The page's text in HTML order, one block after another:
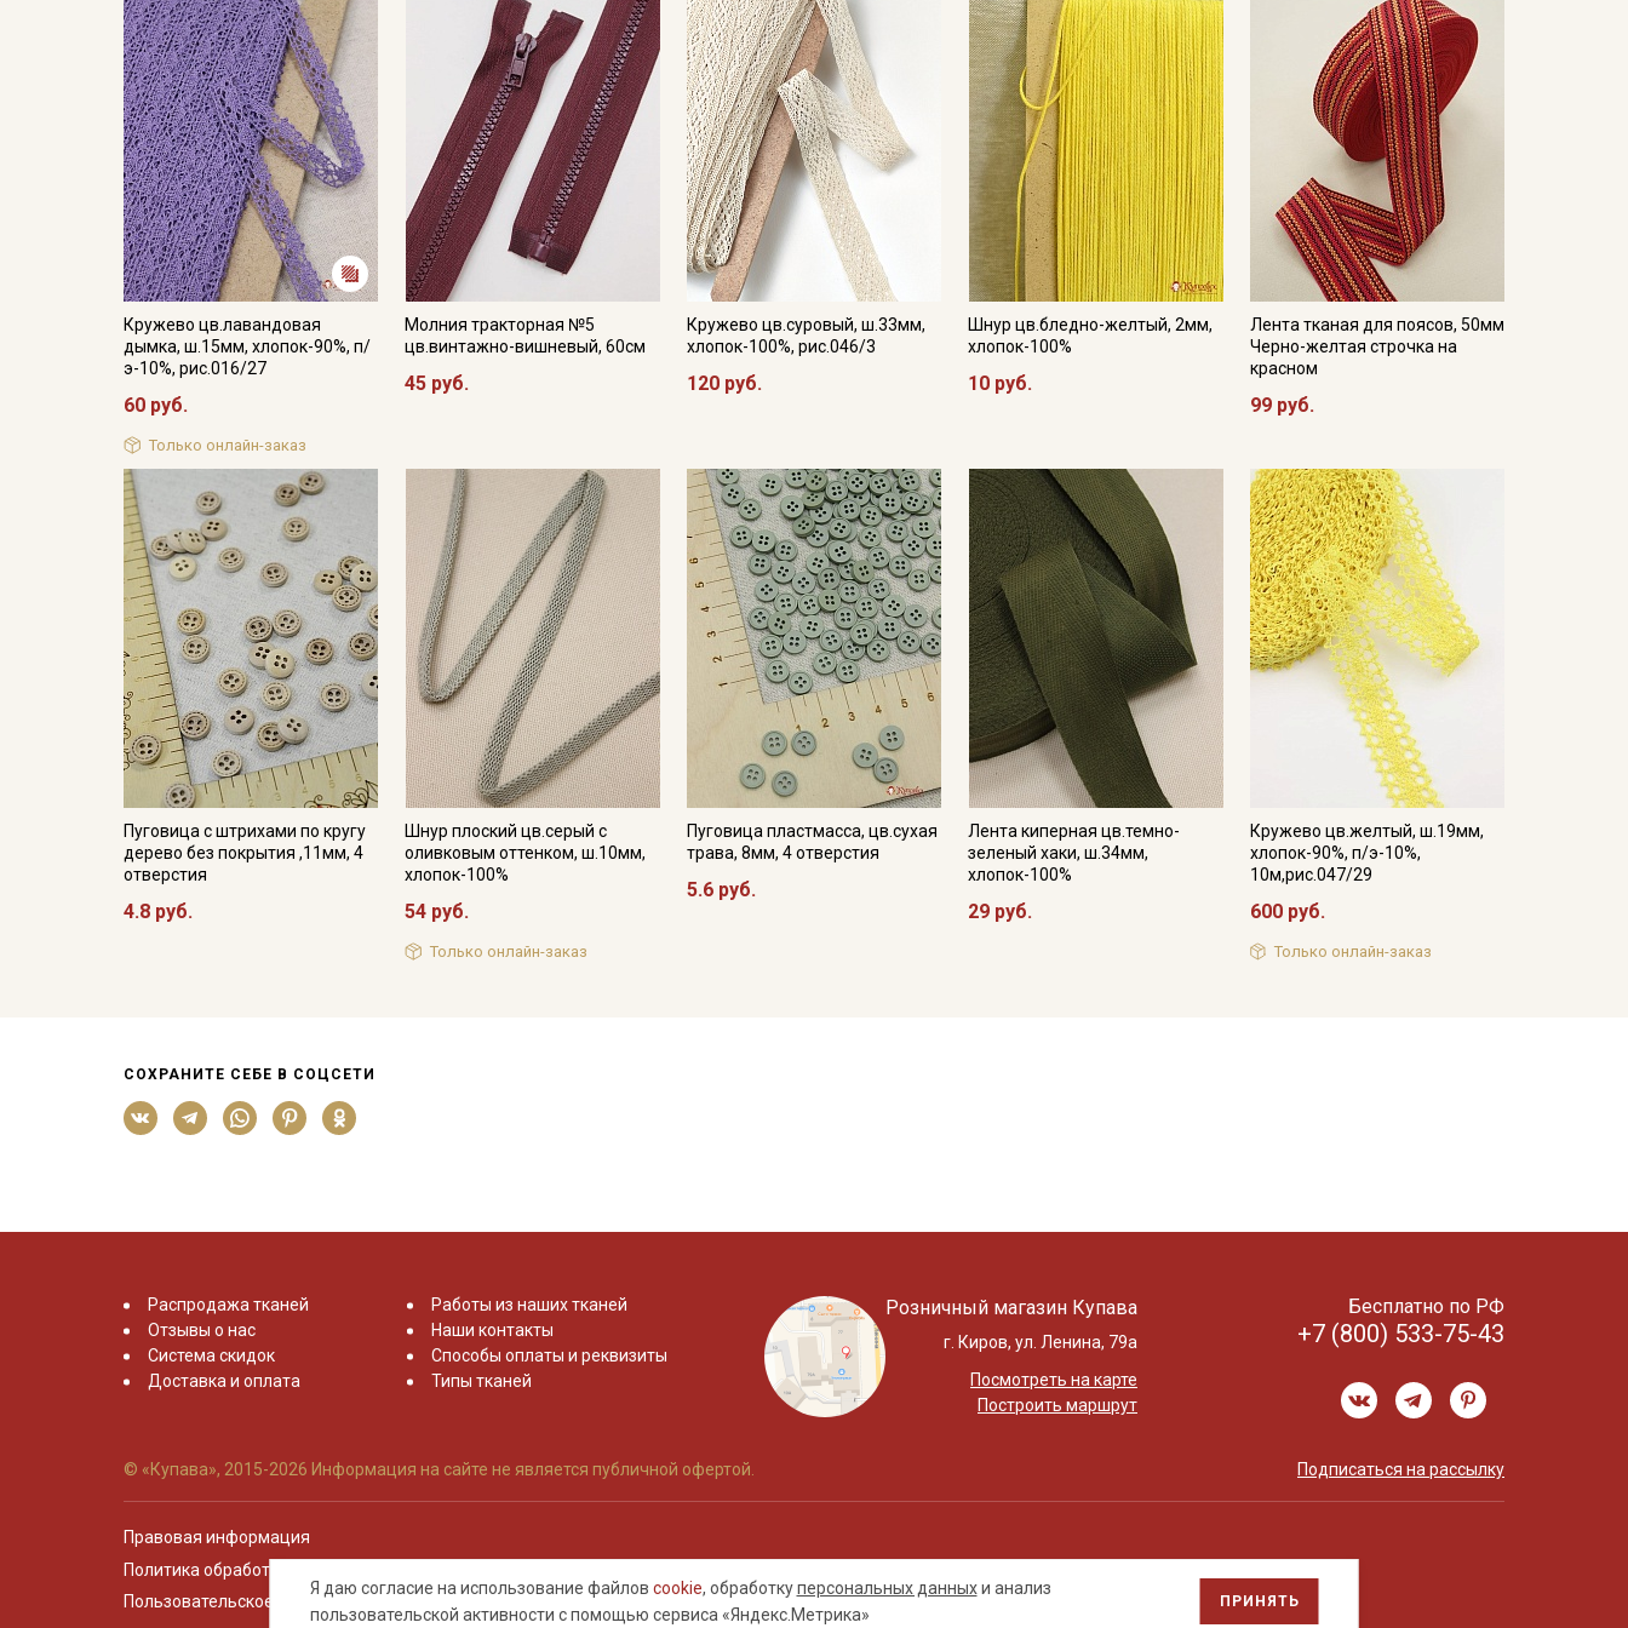
Кружево цв.лавандовая
дымка, ш.15мм, хлопок-90%, п/
э-10%, рис.016/27
60 руб.
Только онлайн-заказ
Молния тракторная №5
цв.винтажно-вишневый, 60см
45 руб.
Кружево цв.суровый, ш.33мм,
хлопок-100%, рис.046/3
120 руб.
Шнур цв.бледно-желтый, 2мм,
хлопок-100%
10 руб.
Лента тканая для поясов, 50мм
Черно-желтая строчка на
красном
99 руб.
Пуговица с штрихами по кругу
дерево без покрытия ,11мм, 4
отверстия
4.8 руб.
Шнур плоский цв.серый с
оливковым оттенком, ш.10мм,
хлопок-100%
54 руб.
Только онлайн-заказ
Пуговица пластмасса, цв.сухая
трава, 8мм, 4 отверстия
5.6 руб.
Лента киперная цв.темно-
зеленый хаки, ш.34мм,
хлопок-100%
29 руб.
Кружево цв.желтый, ш.19мм,
хлопок-90%, п/э-10%,
10м,рис.047/29
600 руб.
Только онлайн-заказ
СОХРАНИТЕ СЕБЕ В СОЦСЕТИ
Я даю согласие на использование файлов cookie, обработкуперсональных данныхи анализ
пользовательской активности с помощью сервиса «Яндекс.Метрика»
ПРИНЯТЬ
Распродажа тканей
Отзывы о нас
Система скидок
Доставка и оплата
Работы из наших тканей
Наши контакты
Способы оплаты и реквизиты
Типы тканей
Розничный магазин Купава
г. Киров, ул. Ленина, 79а
Посмотреть на карте
Построить маршрут
Бесплатно по РФ
+7 (800) 533-75-43
© «Купава», 2015-2026 Информация на сайте не является публичной офертой. Подписаться на рассылку
Правовая информация
Политика обработки персональных данных
Пользовательское соглашение
Подписаться
Ознакомлен(а) сПолитикой обработки персональных
и даюСогласие на обработку персональных
Согласие на получение рекламных и
информационных рассылок